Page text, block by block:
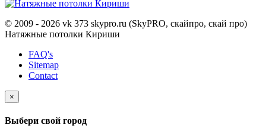
© 2009 - 2026 vk 373 skypro.ru (SkyPRO, скайпро, скай про)
Натяжные потолки Кириши
FAQ's
Sitemap
Contact
×
Выбери свой город